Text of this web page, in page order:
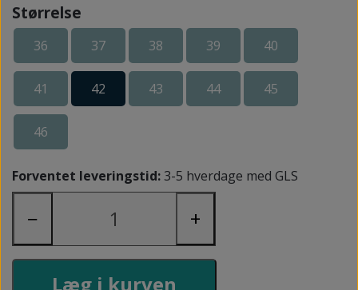
Størrelse
36 37 38 39 40
41 42 43 44 45
46
Forventet leveringstid:3-5 hverdage med GLS
− +
Læg i kurven